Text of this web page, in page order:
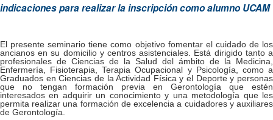
indicaciones para realizar la inscripción como alumno UCAM
El presente seminario tiene como objetivo fomentar el cuidado de los
ancianos en su domicilio y centros asistenciales. Está dirigido tanto a
profesionales de Ciencias de la Salud del ámbito de la Medicina,
Enfermería, Fisioterapia, Terapia Ocupacional y Psicología, como a
Graduados en Ciencias de la Actividad Física y el Deporte y personas
que no tengan formación previa en Gerontología que estén
interesados en adquirir un conocimiento y una metodología que les
permita realizar una formación de excelencia a cuidadores y auxiliares
de Gerontología.